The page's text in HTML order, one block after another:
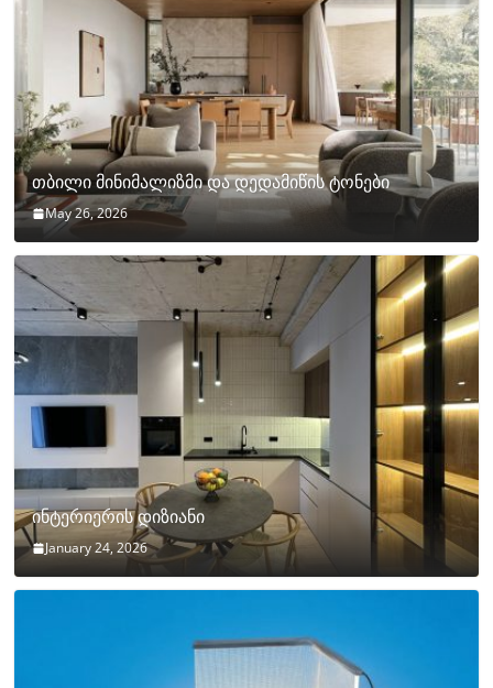
თბილი მინიმალიზმი და დედამიწის ტონები
May 26, 2026
ინტერიერის დიზიანი
January 24, 2026